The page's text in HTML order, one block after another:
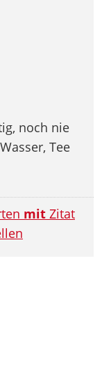
noch nie
Tee
mit Zitat